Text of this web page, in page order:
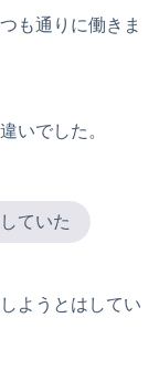
も通りに働きま
いでした。
ていた
ようとはしてい